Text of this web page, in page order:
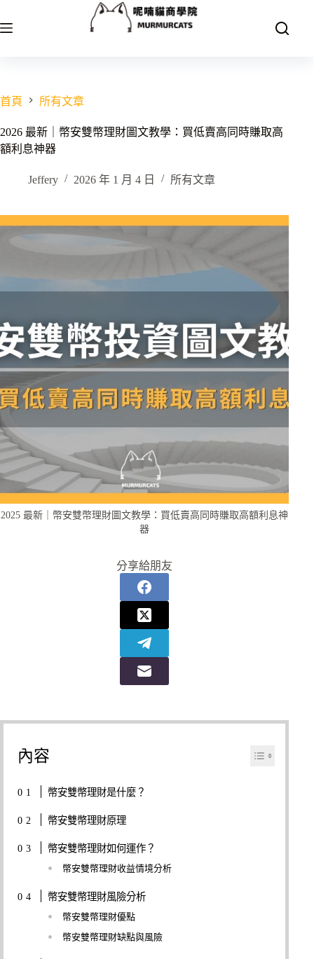
至
容
首頁 所有文章
2026 最新｜幣安雙幣理財圖文教學：買低賣高同時賺取高
額利息神器
Jeffery 2026 年 1 月 4 日 所有文章
2025 最新｜幣安雙幣理財圖文教學：買低賣高同時賺取高額利息神
器
分享給朋友
內容
幣安雙幣理財是什麼？
幣安雙幣理財原理
幣安雙幣理財如何運作？
幣安雙幣理財收益情境分析
幣安雙幣理財風險分析
幣安雙幣理財優點
幣安雙幣理財缺點與風險